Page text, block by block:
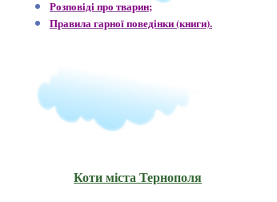
Розповіді про тварин;
Правила гарної поведінки (книги).
Коти міста Тернополя